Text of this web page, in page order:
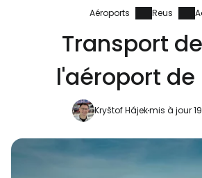
Aéroports Reus
Transport
l'aéroport de
Kryštof Hájekmis à jour
Cestee
... la communauté mondiale
Continuer avec
Continuer avec